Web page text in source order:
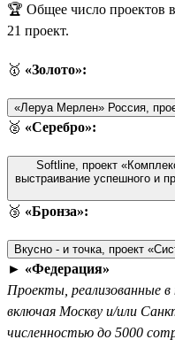
🏆 Общее число проектов
21 проект.
🥇 «Золото»:
«Леруа Мерлен» Россия,
🥈 «Серебро»:
Softline, проект
выстраивание успешного и
🥉 «Бронза»:
Вкусно - и точка, проект
► «Федерация»
Проекты, реализованные в
включая Москву и/или
численностью до 5000